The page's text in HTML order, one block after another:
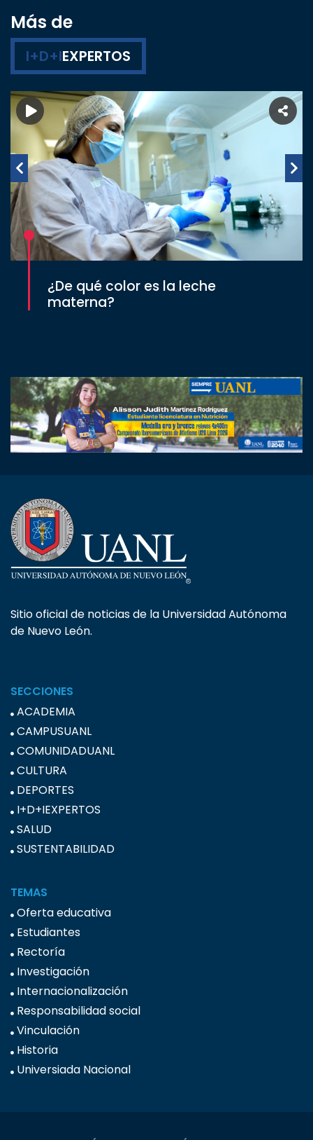
Más de
I+D+IEXPERTOS
¿De qué color es la leche
materna?
Sitio oficial de noticias de la Universidad Autónoma
de Nuevo León.
SECCIONES
ACADEMIA
CAMPUSUANL
COMUNIDADUANL
CULTURA
DEPORTES
I+D+IEXPERTOS
SALUD
SUSTENTABILIDAD
TEMAS
Oferta educativa
Estudiantes
Rectoría
Investigación
Internacionalización
Responsabilidad social
Vinculación
Historia
Universiada Nacional